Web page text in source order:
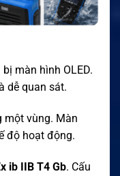
màn hình OLED.
dễ quan sát.
một vùng. Màn
độ hoạt động.
ib IIB T4 Gb. Cấu